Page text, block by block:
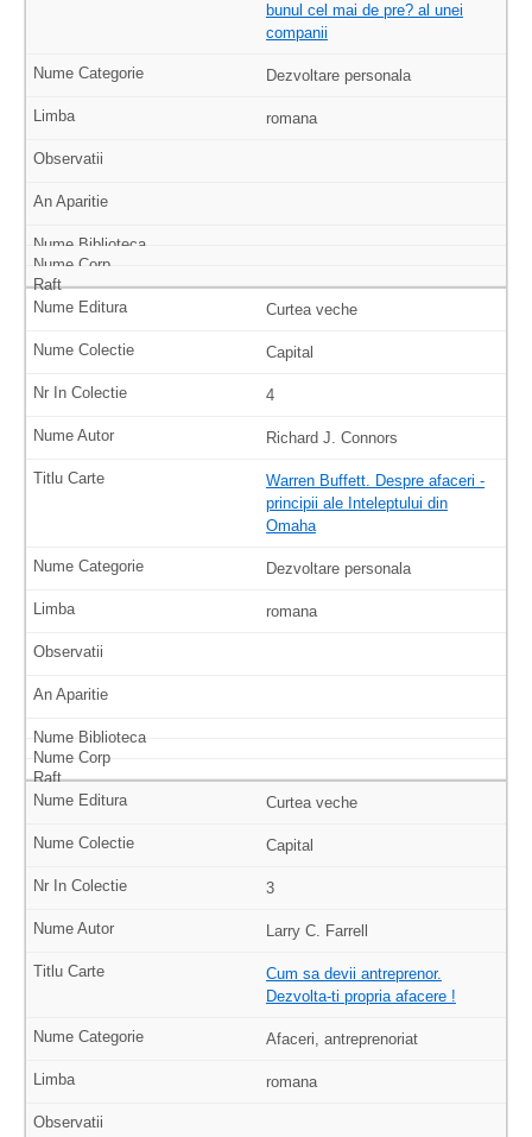
bunul cel mai de pre? al unei
companii
Dezvoltare personala
romana
Curtea veche
Capital
4
Richard J. Connors
Warren Buffett. Despre afaceri -
principii ale Inteleptului din
Omaha
Dezvoltare personala
romana
Curtea veche
Capital
3
Larry C. Farrell
Cum sa devii antreprenor.
Dezvolta-ti propria afacere !
Afaceri, antreprenoriat
romana